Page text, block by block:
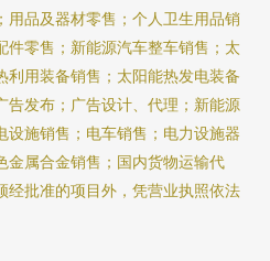
用品及器材零售；个人卫生用品销
件零售；新能源汽车整车销售；太
利用装备销售；太阳能热发电装备
告发布；广告设计、代理；新能源
设施销售；电车销售；电力设施器
金属合金销售；国内货物运输代
经批准的项目外，凭营业执照依法